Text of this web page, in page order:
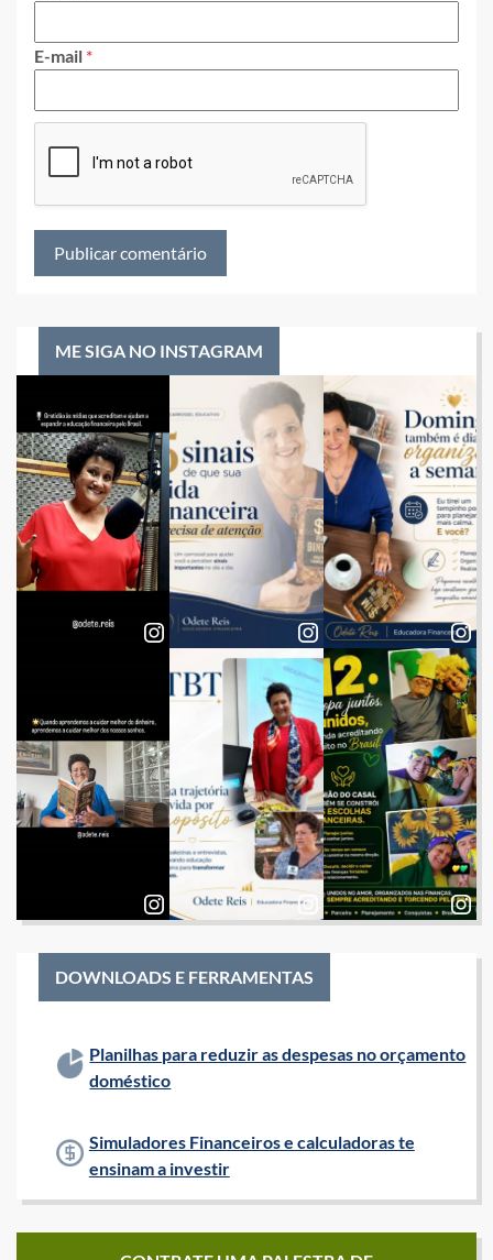
E-mail *
ME SIGA NO INSTAGRAM
DOWNLOADS E FERRAMENTAS
Planilhas para reduzir as despesas no orçamento
doméstico
Simuladores Financeiros e calculadoras te
ensinam a investir